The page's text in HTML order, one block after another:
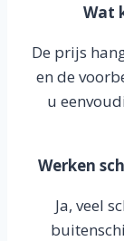
Wat
De prijs
en de
u
Werken
Ja, veel